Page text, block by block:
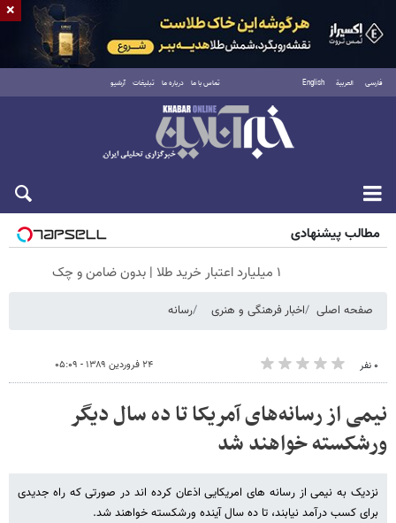
فارسی العربية English تماس با ما درباره ما تبلیغات آرشیو
جمعه ۱۶ مرداد ۱۴۰۵
مطالب پیشنهادی
۱ میلیارد اعتبار خرید طلا | بدون ضامن و چک
صفحه اصلی اخبار فرهنگی و هنری رسانه
۰ نفر ۲۴ فروردین ۱۳۸۹ - ۰۵:۰۹
نیمی از رسانه‌های آمریکا تا ده سال دیگر
ورشکسته خواهند شد
نزدیک به نیمی از رسانه های امریکایی اذعان کرده اند در صورتی که راه جدیدی
برای کسب درآمد نیابند، تا ده سال آینده ورشکسته خواهند شد.
×